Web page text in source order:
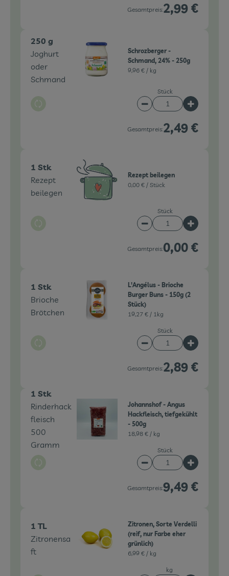
Gesamtpreis:2,99 €
250 g
Joghurt
oder
Schmand
Auswahl ändern
Schrozberger -
Schmand, 24% - 250g
9,96 € / kg
Stück
Artikelanzahl
Gesamtpreis:2,49 €
1 Stk
Rezept
beilegen
Auswahl ändern
Rezept beilegen
0,00 € / Stück
Stück
Artikelanzahl
Gesamtpreis:0,00 €
1 Stk
Brioche
Brötchen
Auswahl ändern
L'Angélus - Brioche
Burger Buns - 150g (2
Stück)
19,27 € / 1kg
Stück
Artikelanzahl
Gesamtpreis:2,89 €
1 Stk
Rinderhack
fleisch
500
Gramm
Auswahl ändern
Johannshof - Angus
Hackfleisch, tiefgekühlt
- 500g
18,98 € / kg
Stück
Artikelanzahl
Gesamtpreis:9,49 €
1 TL
Zitronensa
ft
Zitronen, Sorte Verdelli
(reif, nur Farbe eher
grünlich)
6,99 € / kg
kg